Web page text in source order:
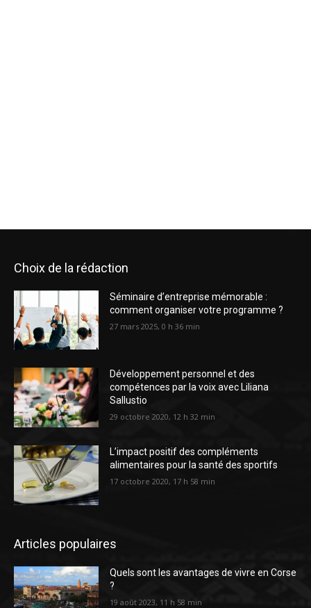
Choix de la rédaction
Séminaire d’entreprise mémorable :
comment organiser votre programme ?
27 mars 2025, 0 h 36 min
Développement personnel et des
compétences par la voix avec Liliana
Sallustio
29 octobre 2020, 12 h 32 min
L’impact positif des compléments
alimentaires pour la santé des sportifs
17 octobre 2020, 17 h 58 min
Articles populaires
Quels sont les avantages de vivre en Corse
?
19 août 2023, 11 h 58 min